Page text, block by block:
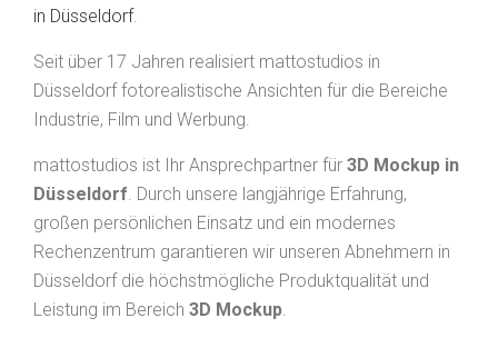
in Düsseldorf.
Seit über 17 Jahren realisiert mattostudios in
Düsseldorf fotorealistische Ansichten für die Bereiche
Industrie, Film und Werbung.
mattostudios ist Ihr Ansprechpartner für 3D Mockup in
Düsseldorf. Durch unsere langjährige Erfahrung,
großen persönlichen Einsatz und ein modernes
Rechenzentrum garantieren wir unseren Abnehmern in
Düsseldorf die höchstmögliche Produktqualität und
Leistung im Bereich 3D Mockup.